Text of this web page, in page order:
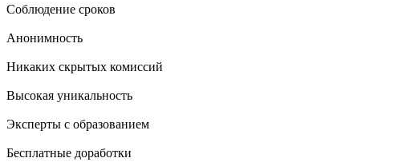
Соблюдение сроков
Анонимность
Никаких скрытых комиссий
Высокая уникальность
Эксперты с образованием
Бесплатные доработки